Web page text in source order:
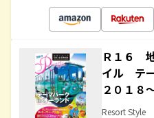
Ｒ１６
イル テ
２０１８
Resort Style